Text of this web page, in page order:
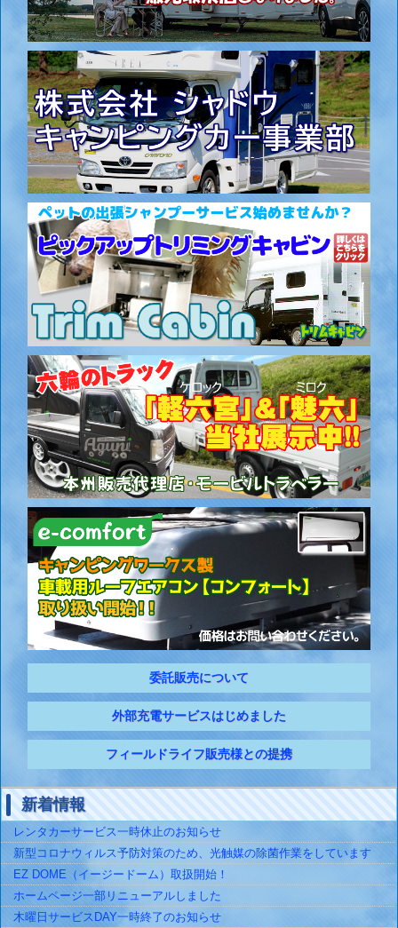
委託販売について
外部充電サービスはじめました
フィールドライフ販売様との提携
新着情報
レンタカーサービス一時休止のお知らせ
新型コロナウィルス予防対策のため、光触媒の除菌作業をしています
EZ DOME（イージードーム）取扱開始！
ホームページ一部リニューアルしました
木曜日サービスDAY一時終了のお知らせ